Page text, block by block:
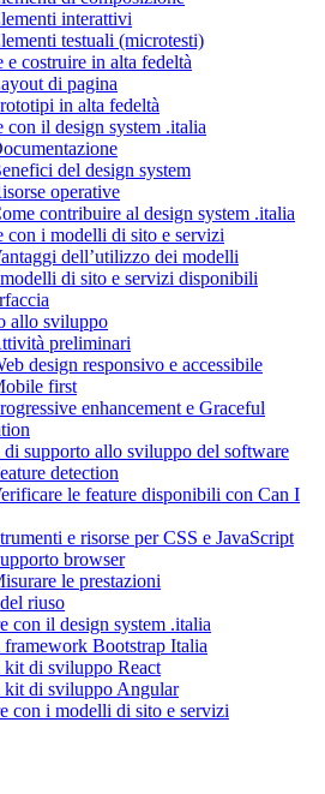
interattivi
testuali (microtesti)
e costruire in alta fedeltà
di pagina
in alta fedeltà
con il design system .italia
del design system
operative
contribuire al design system .italia
con i modelli di sito e servizi
dell’utilizzo dei modelli
di sito e servizi disponibili
allo sviluppo
preliminari
design responsivo e accessibile
first
enhancement e Graceful
supporto allo sviluppo del software
detection
le feature disponibili con Can I
e risorse per CSS e JavaScript
browser
le prestazioni
riuso
con il design system .italia
Bootstrap Italia
di sviluppo React
kit di sviluppo Angular
con i modelli di sito e servizi